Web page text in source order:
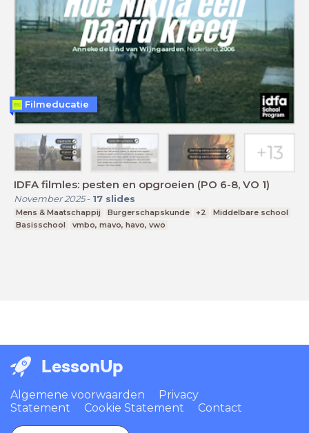
IDFA filmles: pesten en opgroeien (PO 6-8, VO 1)
November 2025- 17 slides
Mens & Maatschappij Burgerschapskunde +2
Middelbare school
Basisschool
vmbo, mavo, havo, vwo
Filmeducatie
LessonUp
Algemene voorwaarden
Privacy
Statement
Cookie Statement Contact